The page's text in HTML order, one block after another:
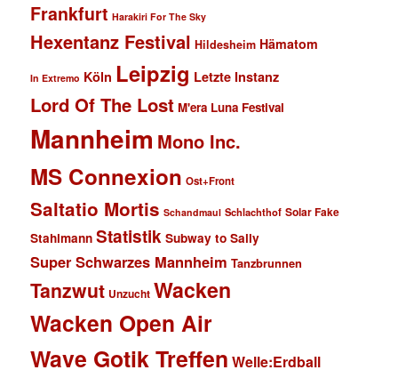
Frankfurt Harakiri For The Sky
Hexentanz Festival Hildesheim Hämatom
In Extremo Köln Leipzig Letzte Instanz
Lord Of The Lost M'era Luna Festival
Mannheim Mono Inc.
MS Connexion Ost+Front
Saltatio Mortis Schandmaul Schlachthof Solar Fake
Stahlmann Statistik Subway to Sally
Super Schwarzes Mannheim Tanzbrunnen
Tanzwut Unzucht Wacken
Wacken Open Air
Wave Gotik Treffen Welle:Erdball